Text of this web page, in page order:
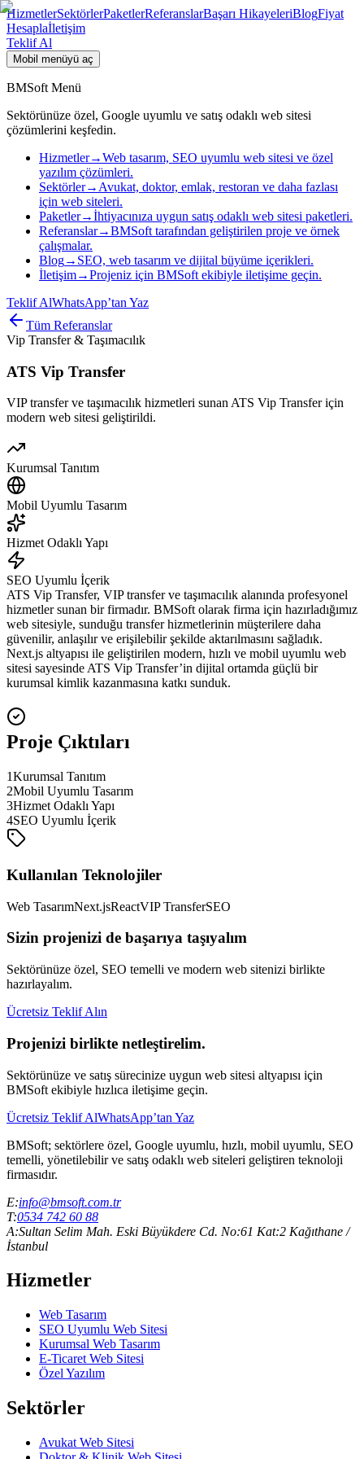
HizmetlerSektörlerPaketlerReferanslarBaşarı HikayeleriBlogFiyat
Hesaplaİletişim
Teklif Al
Mobil menüyü aç
BMSoft Menü
Sektörünüze özel, Google uyumlu ve satış odaklı web sitesi
çözümlerini keşfedin.
Hizmetler→Web tasarım, SEO uyumlu web sitesi ve özel
yazılım çözümleri.
Sektörler→ Avukat, doktor, emlak, restoran ve daha fazlası
için web siteleri.
Paketler→İhtiyacınıza uygun satış odaklı web sitesi paketleri.
Referanslar→BMSoft tarafından geliştirilen proje ve örnek
çalışmalar.
Blog→ SEO, web tasarım ve dijital büyüme içerikleri.
İletişim→Projeniz için BMSoft ekibiyle iletişime geçin.
Teklif AlWhatsApp’tan Yaz
Tüm Referanslar
Vip Transfer & Taşımacılık
ATS Vip Transfer
VIP transfer ve taşımacılık hizmetleri sunan ATS Vip Transfer için
modern web sitesi geliştirildi.
Kurumsal Tanıtım
Mobil Uyumlu Tasarım
Hizmet Odaklı Yapı
SEO Uyumlu İçerik
ATS Vip Transfer, VIP transfer ve taşımacılık alanında profesyonel
hizmetler sunan bir firmadır. BMSoft olarak firma için hazırladığımız
web sitesiyle, sunduğu transfer hizmetlerinin müşterilere daha
güvenilir, anlaşılır ve erişilebilir şekilde aktarılmasını sağladık.
Next.js altyapısı ile geliştirilen modern, hızlı ve mobil uyumlu web
sitesi sayesinde ATS Vip Transfer’in dijital ortamda güçlü bir
kurumsal kimlik kazanmasına katkı sunduk.
Proje Çıktıları
1Kurumsal Tanıtım
2Mobil Uyumlu Tasarım
3Hizmet Odaklı Yapı
4SEO Uyumlu İçerik
Kullanılan Teknolojiler
Web TasarımNext.jsReactVIP TransferSEO
Sizin projenizi de başarıya taşıyalım
Sektörünüze özel, SEO temelli ve modern web sitenizi birlikte
hazırlayalım.
Ücretsiz Teklif Alın
Projenizi birlikte netleştirelim.
Sektörünüze ve satış sürecinize uygun web sitesi altyapısı için
BMSoft ekibiyle hızlıca iletişime geçin.
Ücretsiz Teklif AlWhatsApp’tan Yaz
BMSoft; sektörlere özel, Google uyumlu, hızlı, mobil uyumlu, SEO
temelli, yönetilebilir ve satış odaklı web siteleri geliştiren teknoloji
firmasıdır.
E:info@bmsoft.com.tr
T:0534 742 60 88
A:Sultan Selim Mah. Eski Büyükdere Cd. No:61 Kat:2 Kağıthane /
İstanbul
Hizmetler
Web Tasarım
SEO Uyumlu Web Sitesi
Kurumsal Web Tasarım
E-Ticaret Web Sitesi
Özel Yazılım
Sektörler
Avukat Web Sitesi